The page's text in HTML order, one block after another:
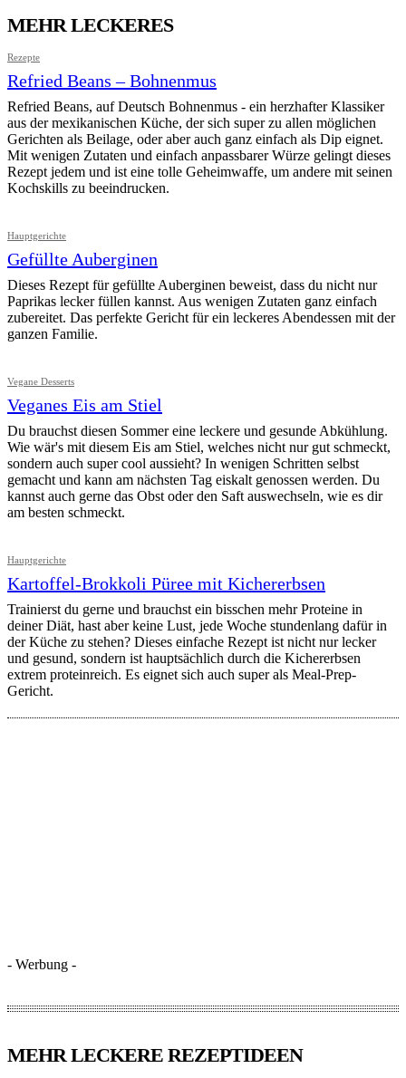
MEHR LECKERES
Rezepte
Refried Beans – Bohnenmus
Refried Beans, auf Deutsch Bohnenmus - ein herzhafter Klassiker
aus der mexikanischen Küche, der sich super zu allen möglichen
Gerichten als Beilage, oder aber auch ganz einfach als Dip eignet.
Mit wenigen Zutaten und einfach anpassbarer Würze gelingt dieses
Rezept jedem und ist eine tolle Geheimwaffe, um andere mit seinen
Kochskills zu beeindrucken.
Hauptgerichte
Gefüllte Auberginen
Dieses Rezept für gefüllte Auberginen beweist, dass du nicht nur
Paprikas lecker füllen kannst. Aus wenigen Zutaten ganz einfach
zubereitet. Das perfekte Gericht für ein leckeres Abendessen mit der
ganzen Familie.
Vegane Desserts
Veganes Eis am Stiel
Du brauchst diesen Sommer eine leckere und gesunde Abkühlung.
Wie wär's mit diesem Eis am Stiel, welches nicht nur gut schmeckt,
sondern auch super cool aussieht? In wenigen Schritten selbst
gemacht und kann am nächsten Tag eiskalt genossen werden. Du
kannst auch gerne das Obst oder den Saft auswechseln, wie es dir
am besten schmeckt.
Hauptgerichte
Kartoffel-Brokkoli Püree mit Kichererbsen
Trainierst du gerne und brauchst ein bisschen mehr Proteine in
deiner Diät, hast aber keine Lust, jede Woche stundenlang dafür in
der Küche zu stehen? Dieses einfache Rezept ist nicht nur lecker
und gesund, sondern ist hauptsächlich durch die Kichererbsen
extrem proteinreich. Es eignet sich auch super als Meal-Prep-
Gericht.
- Werbung -
MEHR LECKERE REZEPTIDEEN